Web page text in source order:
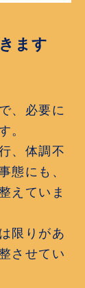
ます
、必要に
。
、体調不
態にも、
えていま
限りがあ
させてい